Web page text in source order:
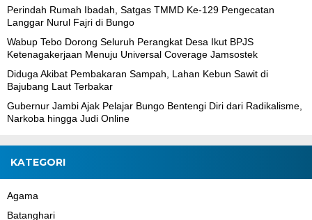
Perindah Rumah Ibadah, Satgas TMMD Ke-129 Pengecatan
Langgar Nurul Fajri di Bungo
Wabup Tebo Dorong Seluruh Perangkat Desa Ikut BPJS
Ketenagakerjaan Menuju Universal Coverage Jamsostek
Diduga Akibat Pembakaran Sampah, Lahan Kebun Sawit di
Bajubang Laut Terbakar
Gubernur Jambi Ajak Pelajar Bungo Bentengi Diri dari Radikalisme,
Narkoba hingga Judi Online
KATEGORI
Agama
Batanghari